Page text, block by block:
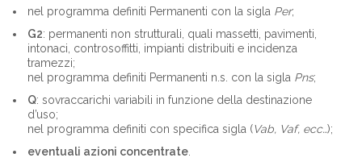
nel programma definiti Permanenti con la sigla Per;
G2: permanenti non strutturali, quali massetti, pavimenti,
intonaci, controsoffitti, impianti distribuiti e incidenza
tramezzi;
nel programma definiti Permanenti n.s. con la sigla Pns;
Q: sovraccarichi variabili in funzione della destinazione
d’uso;
nel programma definiti con specifica sigla (Vab, Vaf, ecc…);
eventuali azioni concentrate.